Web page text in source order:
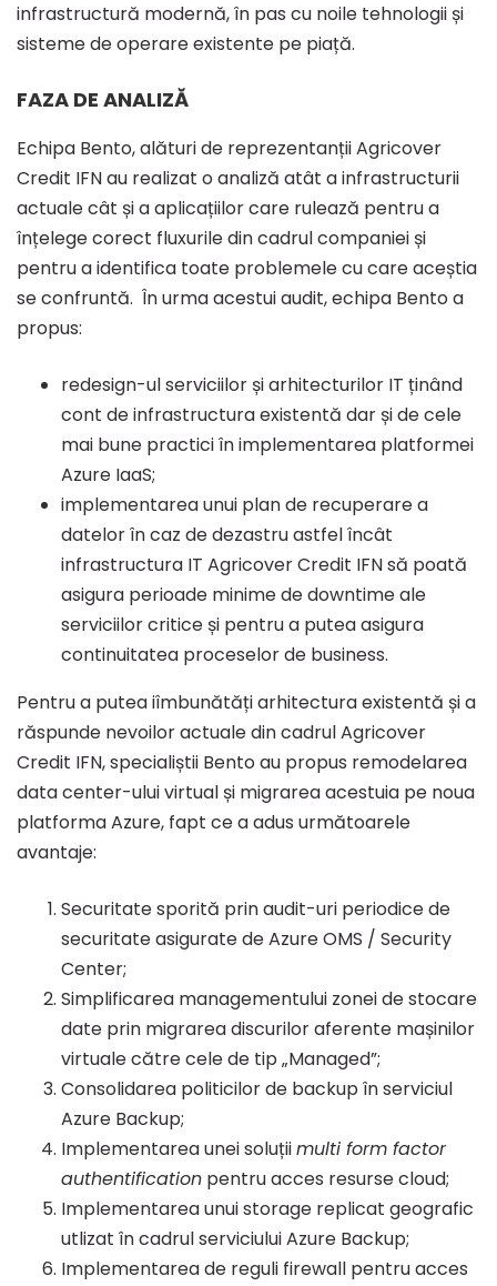
infrastructură modernă, în pas cu noile tehnologii și
sisteme de operare existente pe piață.
FAZA DE ANALIZĂ
Echipa Bento, alături de reprezentanții Agricover
Credit IFN au realizat o analiză atât a infrastructurii
actuale cât și a aplicațiilor care rulează pentru a
înțelege corect fluxurile din cadrul companiei și
pentru a identifica toate problemele cu care aceștia
se confruntă. În urma acestui audit, echipa Bento a
propus:
redesign-ul serviciilor și arhitecturilor IT ținând
cont de infrastructura existentă dar și de cele
mai bune practici în implementarea platformei
Azure IaaS;
implementarea unui plan de recuperare a
datelor în caz de dezastru astfel încât
infrastructura IT Agricover Credit IFN să poată
asigura perioade minime de downtime ale
serviciilor critice și pentru a putea asigura
continuitatea proceselor de business.
Pentru a putea iîmbunătăți arhitectura existentă și a
răspunde nevoilor actuale din cadrul Agricover
Credit IFN, specialiștii Bento au propus remodelarea
data center-ului virtual și migrarea acestuia pe noua
platforma Azure, fapt ce a adus următoarele
avantaje:
Securitate sporită prin audit-uri periodice de
securitate asigurate de Azure OMS / Security
Center;
Simplificarea managementului zonei de stocare
date prin migrarea discurilor aferente mașinilor
virtuale către cele de tip „Managed”;
Consolidarea politicilor de backup în serviciul
Azure Backup;
Implementarea unei soluțiimulti form factor
authentification pentru acces resurse cloud;
Implementarea unui storage replicat geografic
utlizat în cadrul serviciului Azure Backup;
Implementarea de reguli firewall pentru acces